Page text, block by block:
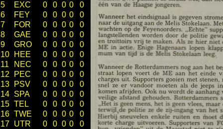
5
EXC 0 0 0 0
0
6
FEY 0 0 0 0
0
7
FOR 0 0 0 0
0
8
GAE 0 0 0 0
0
9
GRO 0 0 0 0
0
10
HEE 0 0 0 0
0
11
NEC 0 0 0 0
0
12
PEC 0 0 0 0
0
13
PSV 0 0 0 0
0
14 SPA 0 0 0 0
0
15 TEL 0 0 0 0
0
16 TWE 0 0 0 0
0
17 UTR 0 0 0 0
0